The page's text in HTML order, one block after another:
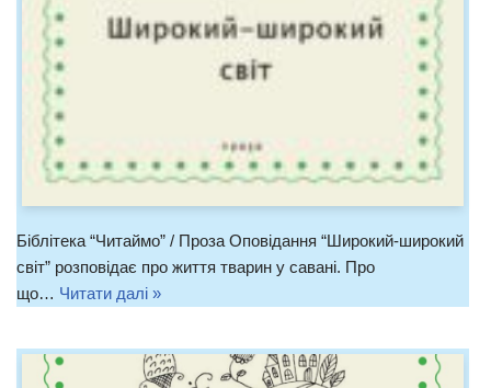
Біблітека “Читаймо” / Проза Оповідання “Широкий-широкий
світ” розповідає про життя тварин у савані. Про
що… Читати далі »